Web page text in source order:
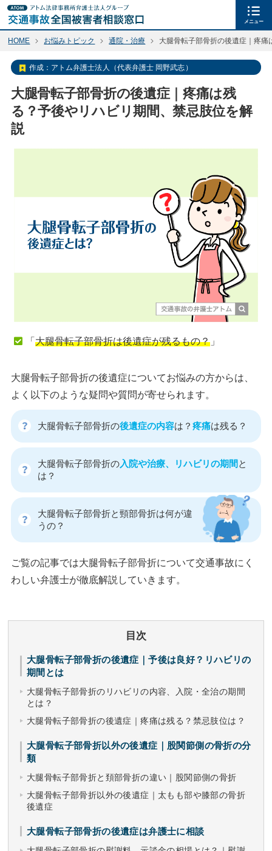
メニュー
HOME お悩みトピック 通院・治療 大腿骨転子部骨折の後遺症｜疼
作成：アトム弁護士法人（代表弁護士 岡野武志）
大腿骨転子部骨折の後遺症｜疼痛は残
る？予後やリハビリ期間、禁忌肢位を解
説
「 大腿骨転子部骨折は後遺症が残るもの？」
大腿骨転子部骨折の後遺症についてお悩みの方からは、
よく以下のような疑問や質問が寄せられます。
大腿骨転子部骨折の後遺症の内容は？ 疼痛は残る？
大腿骨転子部骨折の入院や治療、リハビリの期間 と
は？
大腿骨転子部骨折と頸部骨折は何が違
うの？
ご覧の記事では大腿骨転子部骨折について交通事故にく
わしい弁護士が徹底解説していきます。
目次
大腿骨転子部骨折の後遺症｜予後は良好？リハビリの
期間とは
大腿骨転子部骨折のリハビリの内容、入院・全治の期間
とは？
大腿骨転子部骨折の後遺症｜疼痛は残る？禁忌肢位は？
大腿骨転子部骨折以外の後遺症｜股関節側の骨折の分
類
大腿骨転子部骨折と頚部骨折の違い｜股関節側の骨折
大腿骨転子部骨折以外の後遺症｜太もも部や膝部の骨折
後遺症
大腿骨転子部骨折の後遺症は弁護士に相談